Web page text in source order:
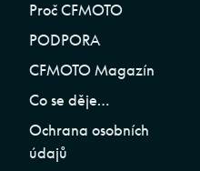
Proč CFMOTO
PODPORA
CFMOTO Magazín
Co se děje…
Ochrana osobních
údajů